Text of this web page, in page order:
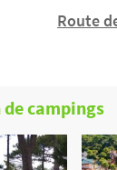
Route
campings